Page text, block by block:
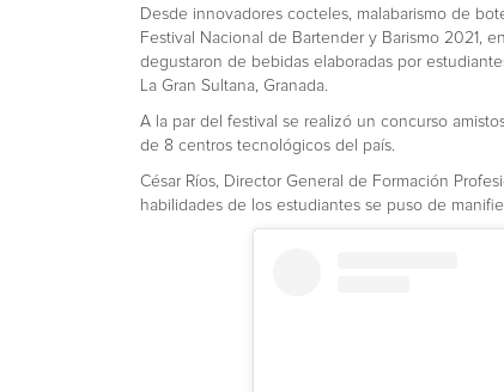
Desde innovadores cocteles, malabarismo de
Festival Nacional de Bartender y Barismo 2021,
degustaron de bebidas elaboradas por
La Gran Sultana, Granada.
A la par del festival se realizó un concurso
de 8 centros tecnológicos del país.
César Ríos, Director General de Formación
habilidades de los estudiantes se puso de